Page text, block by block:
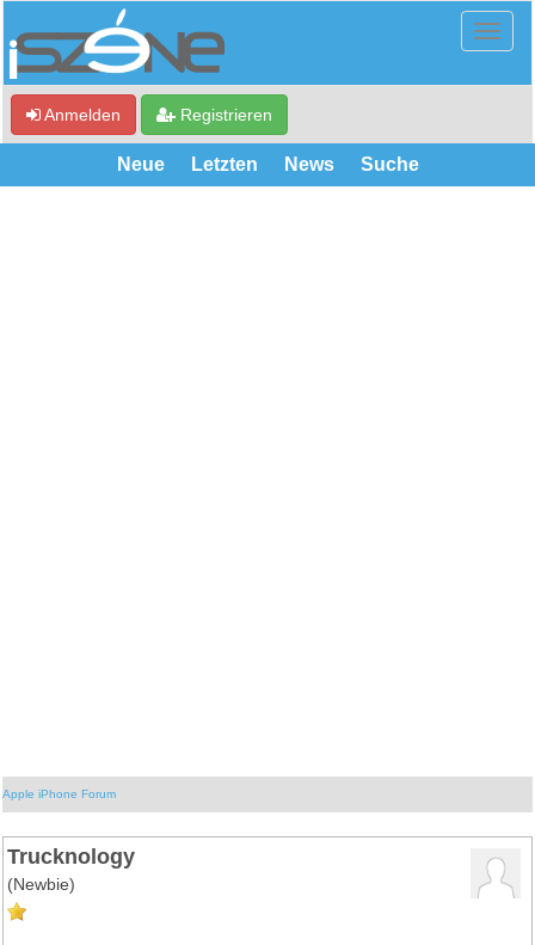
Anmelden Registrieren
Neue Letzten News Suche
Apple iPhone Forum
Trucknology
(Newbie)